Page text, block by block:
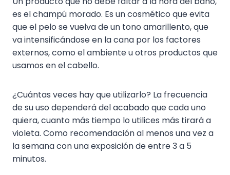
es el champú morado. Es un cosmético que evita
que el pelo se vuelva de un tono amarillento, que
va intensificándose en la cana por los factores
externos, como el ambiente u otros productos que
usamos en el cabello.
¿Cuántas veces hay que utilizarlo? La frecuencia
de su uso dependerá del acabado que cada uno
quiera, cuanto más tiempo lo utilices más tirará a
violeta. Como recomendación al menos una vez a
la semana con una exposición de entre 3 a 5
minutos.